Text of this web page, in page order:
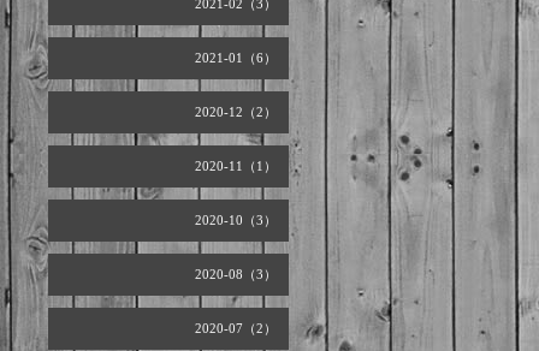
2021-02（3）
2021-01（6）
2020-12（2）
2020-11（1）
2020-10（3）
2020-08（3）
2020-07（2）